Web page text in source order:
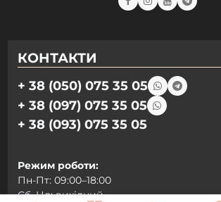
КОНТАКТИ
+ 38 (050) 075 35 05
+ 38 (097) 075 35 05
+ 38 (093) 075 35 05
Режим роботи:
Пн-Пт: 09:00–18:00
Сб, Нд: вихідний